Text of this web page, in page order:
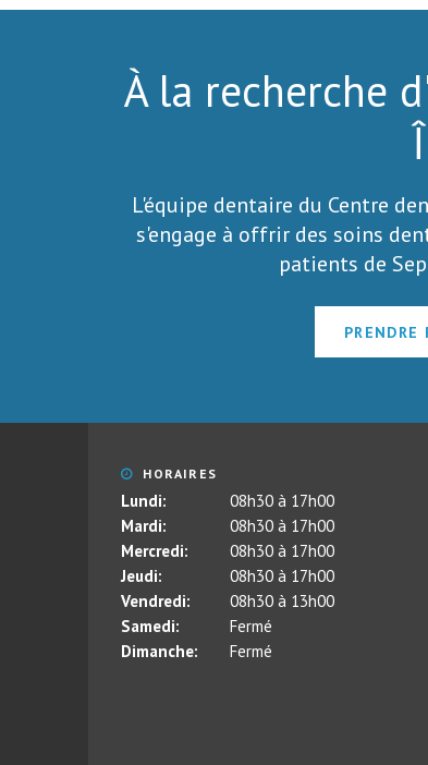
À la recherche
L'équipe dentaire du Centre
s'engage à offrir des soins
patients de
PRENDRE
HORAIRES
Lundi:
08h30 à 17h00
Mardi:
08h30 à 17h00
Mercredi:
08h30 à 17h00
Jeudi:
08h30 à 17h00
Vendredi:
08h30 à 13h00
Samedi:
Fermé
Dimanche:
Fermé